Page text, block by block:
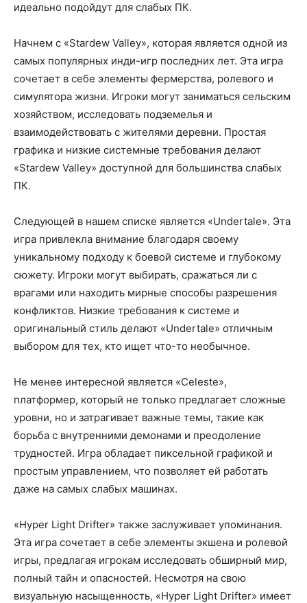
идеально подойдут для слабых ПК.
Начнем с «Stardew Valley», которая является одной из
самых популярных инди-игр последних лет. Эта игра
сочетает в себе элементы фермерства, ролевого и
симулятора жизни. Игроки могут заниматься сельским
хозяйством, исследовать подземелья и
взаимодействовать с жителями деревни. Простая
графика и низкие системные требования делают
«Stardew Valley» доступной для большинства слабых
ПК.
Следующей в нашем списке является «Undertale». Эта
игра привлекла внимание благодаря своему
уникальному подходу к боевой системе и глубокому
сюжету. Игроки могут выбирать, сражаться ли с
врагами или находить мирные способы разрешения
конфликтов. Низкие требования к системе и
оригинальный стиль делают «Undertale» отличным
выбором для тех, кто ищет что-то необычное.
Не менее интересной является «Celeste»,
платформер, который не только предлагает сложные
уровни, но и затрагивает важные темы, такие как
борьба с внутренними демонами и преодоление
трудностей. Игра обладает пиксельной графикой и
простым управлением, что позволяет ей работать
даже на самых слабых машинах.
«Hyper Light Drifter» также заслуживает упоминания.
Эта игра сочетает в себе элементы экшена и ролевой
игры, предлагая игрокам исследовать обширный мир,
полный тайн и опасностей. Несмотря на свою
визуальную насыщенность, «Hyper Light Drifter» имеет